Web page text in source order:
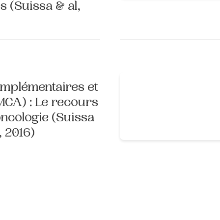
(Suissa & al,
et
: Le recours
(Suissa